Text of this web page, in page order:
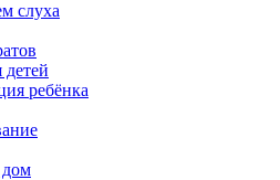
слуха
ребёнка
дом